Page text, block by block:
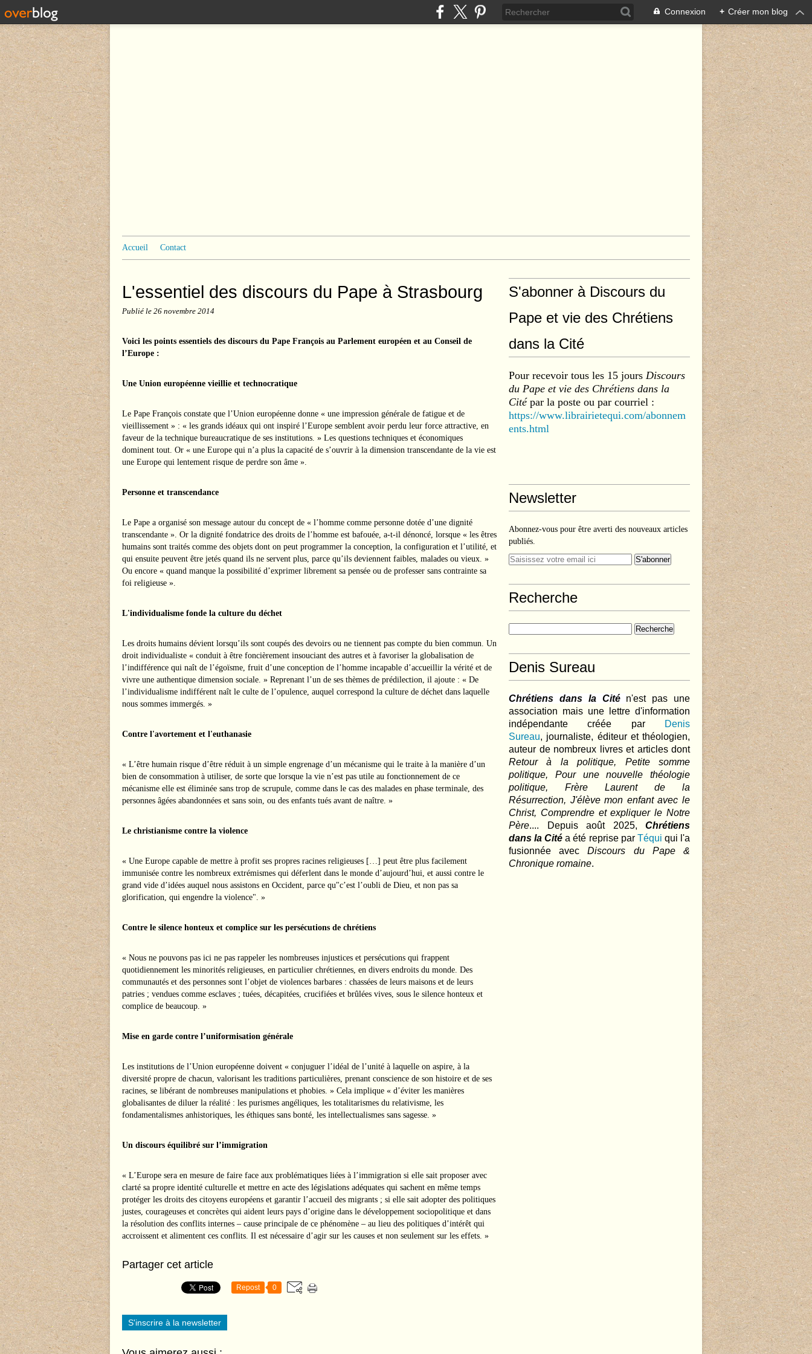
Connexion + Créer mon blog
Accueil Contact
L'essentiel des discours du Pape à Strasbourg
Publié le 26 novembre 2014
Voici les points essentiels des discours du Pape François au Parlement européen et au Conseil de
l’Europe :
Une Union européenne vieillie et technocratique
Le Pape François constate que l’Union européenne donne « une impression générale de fatigue et de
vieillissement » : « les grands idéaux qui ont inspiré l’Europe semblent avoir perdu leur force attractive, en
faveur de la technique bureaucratique de ses institutions. » Les questions techniques et économiques
dominent tout. Or « une Europe qui n’a plus la capacité de s’ouvrir à la dimension transcendante de la vie est
une Europe qui lentement risque de perdre son âme ».
Personne et transcendance
Le Pape a organisé son message autour du concept de « l’homme comme personne dotée d’une dignité
transcendante ». Or la dignité fondatrice des droits de l’homme est bafouée, a-t-il dénoncé, lorsque « les êtres
humains sont traités comme des objets dont on peut programmer la conception, la configuration et l’utilité, et
qui ensuite peuvent être jetés quand ils ne servent plus, parce qu’ils deviennent faibles, malades ou vieux. »
Ou encore « quand manque la possibilité d’exprimer librement sa pensée ou de professer sans contrainte sa
foi religieuse ».
L'individualisme fonde la culture du déchet
Les droits humains dévient lorsqu’ils sont coupés des devoirs ou ne tiennent pas compte du bien commun. Un
droit individualiste « conduit à être foncièrement insouciant des autres et à favoriser la globalisation de
l’indifférence qui naît de l’égoïsme, fruit d’une conception de l’homme incapable d’accueillir la vérité et de
vivre une authentique dimension sociale. » Reprenant l’un de ses thèmes de prédilection, il ajoute : « De
l’individualisme indifférent naît le culte de l’opulence, auquel correspond la culture de déchet dans laquelle
nous sommes immergés. »
Contre l'avortement et l'euthanasie
« L’être humain risque d’être réduit à un simple engrenage d’un mécanisme qui le traite à la manière d’un
bien de consommation à utiliser, de sorte que lorsque la vie n’est pas utile au fonctionnement de ce
mécanisme elle est éliminée sans trop de scrupule, comme dans le cas des malades en phase terminale, des
personnes âgées abandonnées et sans soin, ou des enfants tués avant de naître. »
Le christianisme contre la violence
« Une Europe capable de mettre à profit ses propres racines religieuses […] peut être plus facilement
immunisée contre les nombreux extrémismes qui déferlent dans le monde d’aujourd’hui, et aussi contre le
grand vide d’idées auquel nous assistons en Occident, parce qu"c’est l’oubli de Dieu, et non pas sa
glorification, qui engendre la violence". »
Contre le silence honteux et complice sur les persécutions de chrétiens
« Nous ne pouvons pas ici ne pas rappeler les nombreuses injustices et persécutions qui frappent
quotidiennement les minorités religieuses, en particulier chrétiennes, en divers endroits du monde. Des
communautés et des personnes sont l’objet de violences barbares : chassées de leurs maisons et de leurs
patries ; vendues comme esclaves ; tuées, décapitées, crucifiées et brûlées vives, sous le silence honteux et
complice de beaucoup. »
Mise en garde contre l’uniformisation générale
Les institutions de l’Union européenne doivent « conjuguer l’idéal de l’unité à laquelle on aspire, à la
diversité propre de chacun, valorisant les traditions particulières, prenant conscience de son histoire et de ses
racines, se libérant de nombreuses manipulations et phobies. » Cela implique « d’éviter les manières
globalisantes de diluer la réalité : les purismes angéliques, les totalitarismes du relativisme, les
fondamentalismes anhistoriques, les éthiques sans bonté, les intellectualismes sans sagesse. »
Un discours équilibré sur l’immigration
« L’Europe sera en mesure de faire face aux problématiques liées à l’immigration si elle sait proposer avec
clarté sa propre identité culturelle et mettre en acte des législations adéquates qui sachent en même temps
protéger les droits des citoyens européens et garantir l’accueil des migrants ; si elle sait adopter des politiques
justes, courageuses et concrètes qui aident leurs pays d’origine dans le développement sociopolitique et dans
la résolution des conflits internes – cause principale de ce phénomène – au lieu des politiques d’intérêt qui
accroissent et alimentent ces conflits. Il est nécessaire d’agir sur les causes et non seulement sur les effets. »
Partager cet article
Repost 0
S'inscrire à la newsletter
S'abonner à Discours du
Pape et vie des Chrétiens
dans la Cité
Pour recevoir tous les 15 jours Discours
du Pape et vie des Chrétiens dans la
Citépar la poste ou par courriel :
https://www.librairietequi.com/abonnem
ents.html
Newsletter
Abonnez-vous pour être averti des nouveaux articles
publiés.
Recherche
Denis Sureau
Chrétiens dans la Cité
n'est pas une
association mais une lettre d'information
indépendante créée par
Denis
Sureau, journaliste, éditeur et théologien,
auteur de nombreux livres et articles dont
Retour à la politique, Petite somme
politique, Pour une nouvelle théologie
politique, Frère Laurent de la
Résurrection, J'élève mon enfant avec le
Christ, Comprendre et expliquer le Notre
Père.... Depuis août 2025, Chrétiens
dans la Cité a été reprise par Téqui qui l'a
fusionnée avecDiscours du Pape &
Chronique romaine.